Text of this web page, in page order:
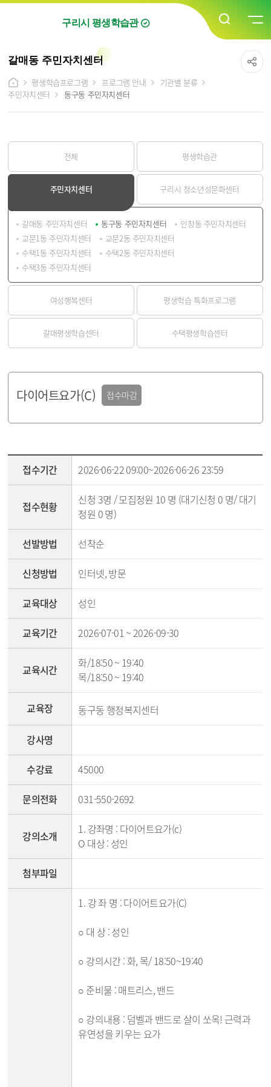
구리시 평생학습관
갈매동 주민자치센터
평생학습프로그램
프로그램 안내
기관별 분류
주민자치센터
동구동 주민자치센터
전체 평생학습관
주민자치센터
갈매동 주민자치센터 동구동 주민자치센터
인창동 주민자치센터
교문1동 주민자치센터
교문2동 주민자치센터
수택1동 주민자치센터
수택2동 주민자치센터
수택3동 주민자치센터
구리시 청소년성문화센터
여성행복센터 평생학습 특화프로그램
갈매평생학습센터 수택평생학습센터
다이어트요가(C) 접수마감
접수기간 2026-06-22 09:00~2026-06-26 23:59
접수현황
신청 3명 / 모집정원 10 명 (대기신청 0 명/ 대기
정원 0 명)
선발방법 선착순
신청방법 인터넷, 방문
교육대상 성인
교육기간 2026-07-01 ~ 2026-09-30
교육시간
화/18:50 ~ 19:40
목/18:50 ~ 19:40
교육장 동구동 행정복지센터
강사명
수강료 45000
문의전화 031-550-2692
강의소개
1. 강좌명 : 다이어트요가(c)
O 대상 : 성인
첨부파일
1. 강 좌 명 : 다이어트요가(C)
○ 대 상 : 성인
○ 강의시간 : 화, 목/ 18:50~19:40
○ 준비물 : 매트리스, 밴드
○ 강의내용 : 덤벨과 밴드로 살이 쏘옥! 근력과
유연성을 키우는 요가